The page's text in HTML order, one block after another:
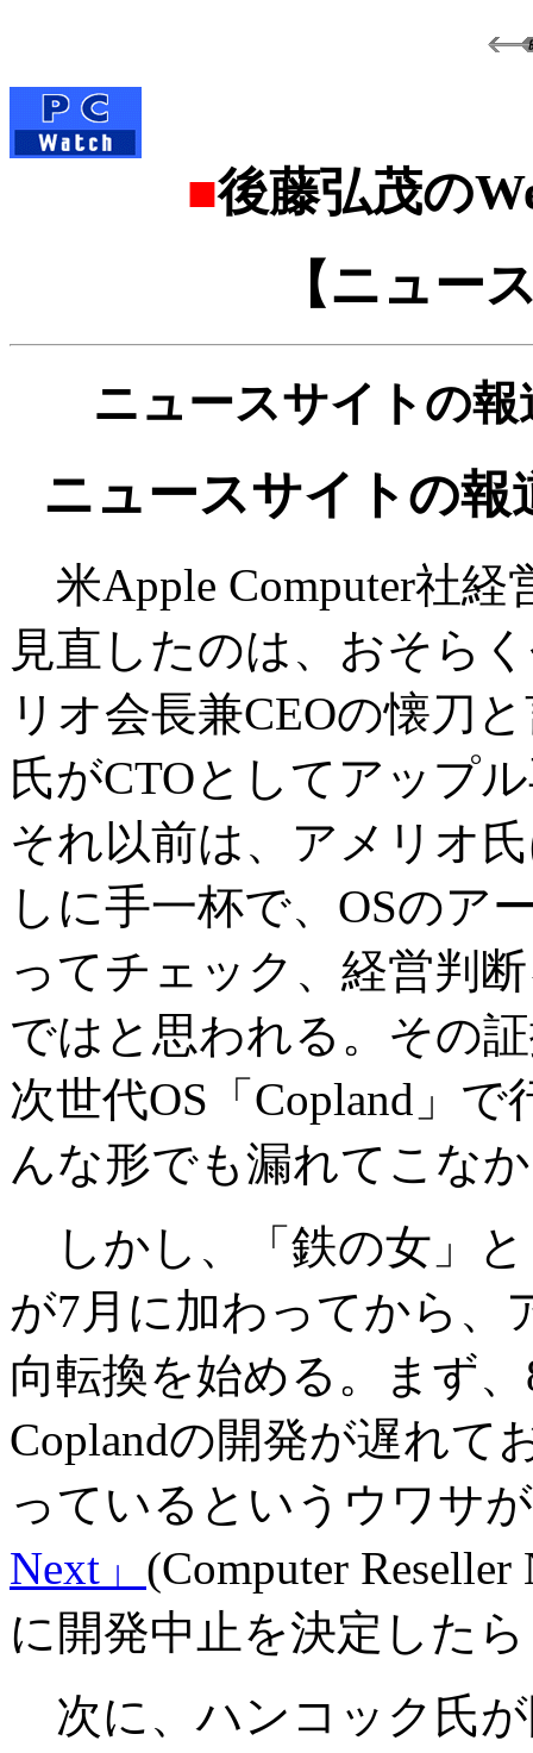
■後藤弘茂の
【ニュー
ニュースサイトの
ニュースサイトの報
米Apple Computer社経
見直したのは、おそら
リオ会長兼CEOの懐刀
氏がCTOとしてアップ
それ以前は、アメリオ
しに手一杯で、OSのア
ってチェック、経営判
ではと思われる。その
次世代OS「Copland」
んな形でも漏れてこな
しかし、「鉄の女」
が7月に加わってから、
向転換を始める。まず
Coplandの開発が遅れて
っているというウワサ
Next」 (Computer
に開発中止を決定した
次に、ハンコック氏